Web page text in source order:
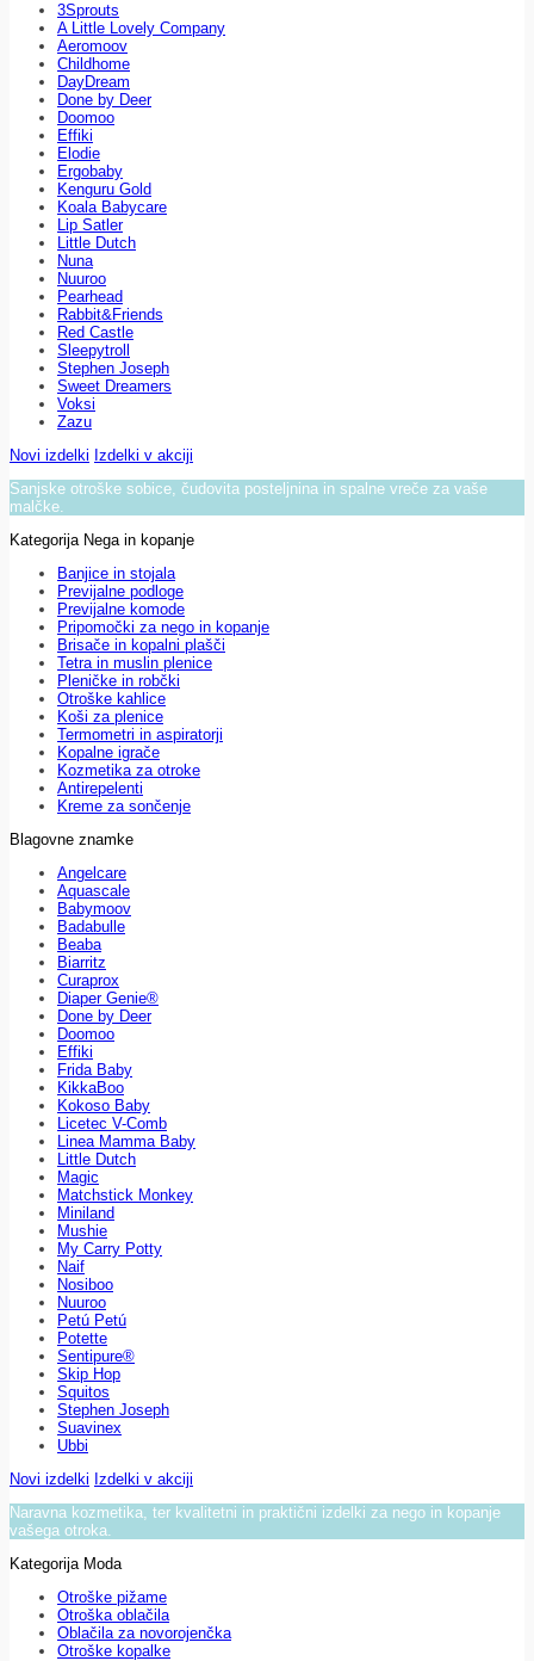
3Sprouts
A Little Lovely Company
Aeromoov
Childhome
DayDream
Done by Deer
Doomoo
Effiki
Elodie
Ergobaby
Kenguru Gold
Koala Babycare
Lip Satler
Little Dutch
Nuna
Nuuroo
Pearhead
Rabbit&Friends
Red Castle
Sleepytroll
Stephen Joseph
Sweet Dreamers
Voksi
Zazu
Novi izdelki Izdelki v akciji
Sanjske otroške sobice, čudovita posteljnina in spalne vreče za vaše
malčke.
Kategorija Nega in kopanje
Banjice in stojala
Previjalne podloge
Previjalne komode
Pripomočki za nego in kopanje
Brisače in kopalni plašči
Tetra in muslin plenice
Pleničke in robčki
Otroške kahlice
Koši za plenice
Termometri in aspiratorji
Kopalne igrače
Kozmetika za otroke
Antirepelenti
Kreme za sončenje
Blagovne znamke
Angelcare
Aquascale
Babymoov
Badabulle
Beaba
Biarritz
Curaprox
Diaper Genie®
Done by Deer
Doomoo
Effiki
Frida Baby
KikkaBoo
Kokoso Baby
Licetec V-Comb
Linea Mamma Baby
Little Dutch
Magic
Matchstick Monkey
Miniland
Mushie
My Carry Potty
Naif
Nosiboo
Nuuroo
Petú Petú
Potette
Sentipure®
Skip Hop
Squitos
Stephen Joseph
Suavinex
Ubbi
Novi izdelki Izdelki v akciji
Naravna kozmetika, ter kvalitetni in praktični izdelki za nego in kopanje
vašega otroka.
Kategorija Moda
Otroške pižame
Otroška oblačila
Oblačila za novorojenčka
Otroške kopalke